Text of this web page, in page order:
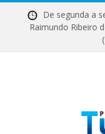
De segunda
Raimundo